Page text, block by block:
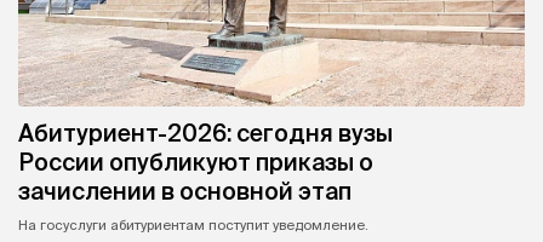
Абитуриент-2026: сегодня вузы
России опубликуют приказы о
зачислении в основной этап
На госуслуги абитуриентам поступит уведомление.